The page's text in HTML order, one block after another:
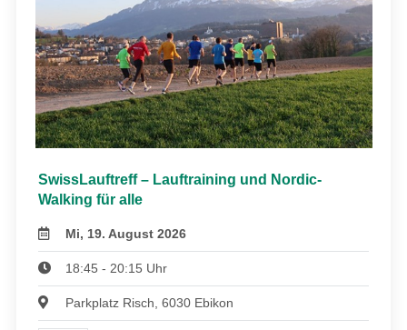
SwissLauftreff – Lauftraining und Nordic-
Walking für alle
Mi, 19. August 2026
18:45 - 20:15 Uhr
Parkplatz Risch, 6030 Ebikon